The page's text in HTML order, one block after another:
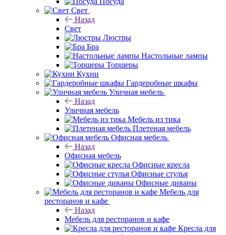
Свет
Назад
Свет
Люстры
Бра
Настольные лампы
Торшеры
Кухни
Гардеробные шкафы
Уличная мебель
Назад
Уличная мебель
Мебель из тика
Плетеная мебель
Офисная мебель
Назад
Офисная мебель
Офисные кресла
Офисные стулья
Офисные диваны
Мебель для
ресторанов и кафе
Назад
Мебель для ресторанов и кафе
Кресла для